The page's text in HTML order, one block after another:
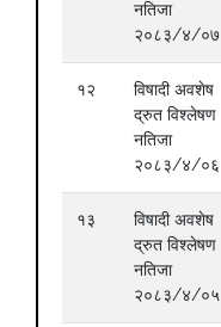
नतिजा
२०८३/४/०७
१२
विषादी अवशेष
द्रुत विश्लेषण
नतिजा
२०८३/४/०६
१३
विषादी अवशेष
द्रुत विश्लेषण
नतिजा
२०८३/४/०५